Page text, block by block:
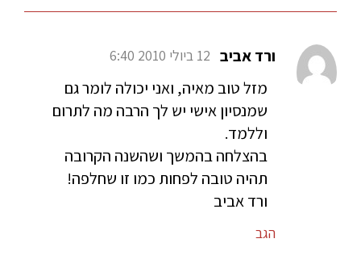
ורד אביב 12 ביולי 2010 6:40
מזל טוב מאיה, ואני יכולה לומר גם
שמנסיון אישי יש לך הרבה מה לתרום
וללמד.
בהצלחה בהמשך ושהשנה הקרובה
תהיה טובה לפחות כמו זו שחלפה!
ורד אביב
הגב